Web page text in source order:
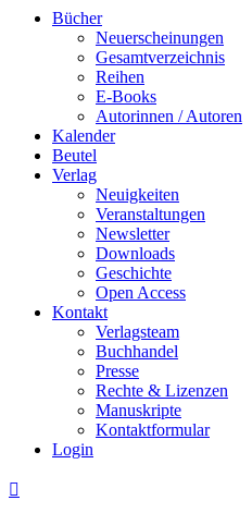
Bücher
Neuerscheinungen
Gesamtverzeichnis
Reihen
E-Books
Autorinnen / Autoren
Kalender
Beutel
Verlag
Neuigkeiten
Veranstaltungen
Newsletter
Downloads
Geschichte
Open Access
Kontakt
Verlagsteam
Buchhandel
Presse
Rechte & Lizenzen
Manuskripte
Kontaktformular
Login
